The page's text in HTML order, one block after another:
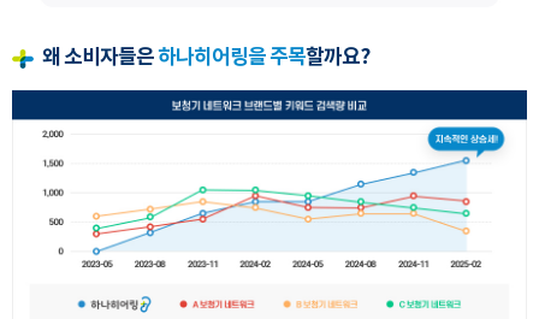
왜 소비자들은하나히어링을 주목할까요?